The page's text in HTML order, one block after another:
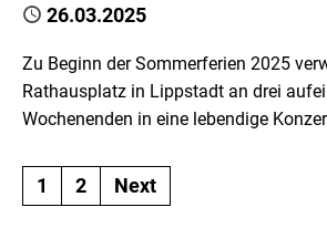
Published
26.03.2025
Zu Beginn der Sommerferien 2025
Rathausplatz in Lippstadt an drei
Wochenenden in eine lebendige
1 2 Next